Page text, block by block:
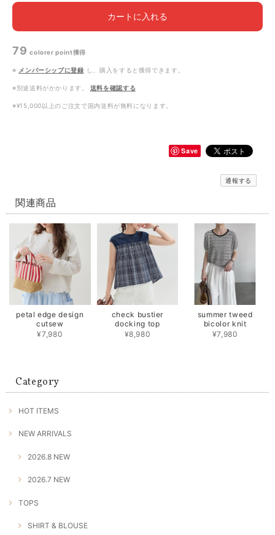
カートに入れる
79 colorer point獲得
※ メンバーシップに登録 し、購入をすると獲得できます。
※別途送料がかかります。 送料を確認する
※¥15,000以上のご注文で国内送料が無料になります。
Save
通報する
関連商品
petal edge design
cutsew
¥7,980
check bustier
docking top
¥8,980
summer tweed
bicolor knit
¥7,980
Category
HOT ITEMS
NEW ARRIVALS
2026.8 NEW
2026.7 NEW
TOPS
SHIRT & BLOUSE